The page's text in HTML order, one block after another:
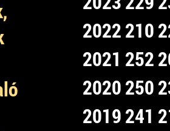
2022210
2021 252
2020250
2019241